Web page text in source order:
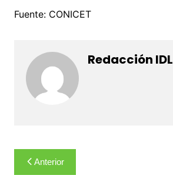
Fuente: CONICET
Redacción IDL
Navegación
Anterior